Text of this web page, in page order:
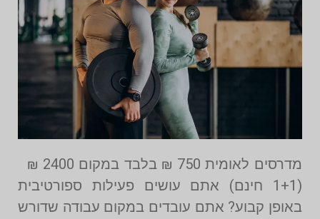
מדרסים לאומית 750 ₪ בלבד במקום 2400 ₪
(1+1 חינם) אתם עושים פעילות ספורטיבית
באופן קבוע? אתם עובדים במקום עבודה שדורש